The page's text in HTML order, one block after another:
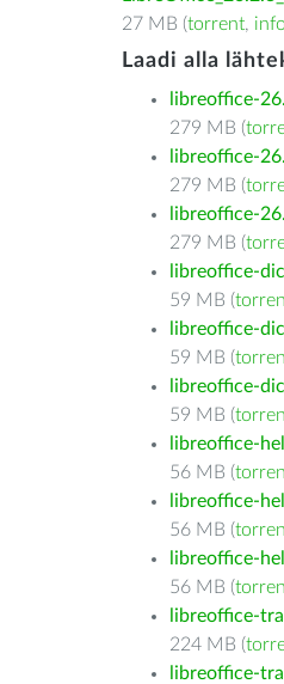
27 MB (torrent, info
Laadi alla
libreoffice-
279 MB (
libreoffice-
279 MB (
libreoffice-
279 MB (
libreoffice-
59 MB (
libreoffice-
59 MB (
libreoffice-
59 MB (
libreoffice-
56 MB (
libreoffice-
56 MB (
libreoffice-
56 MB (
libreoffice-
224 MB (
libreoffice-